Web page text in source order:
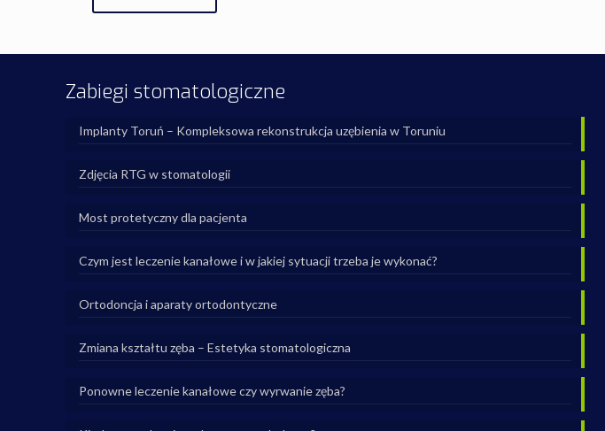
Zabiegi stomatologiczne
Implanty Toruń – Kompleksowa rekonstrukcja uzębienia w Toruniu
Zdjęcia RTG w stomatologii
Most protetyczny dla pacjenta
Czym jest leczenie kanałowe i w jakiej sytuacji trzeba je wykonać?
Ortodoncja i aparaty ortodontyczne
Zmiana kształtu zęba – Estetyka stomatologiczna
Ponowne leczenie kanałowe czy wyrwanie zęba?